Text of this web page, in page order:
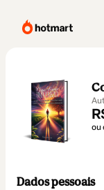
ou
Dados pessoais